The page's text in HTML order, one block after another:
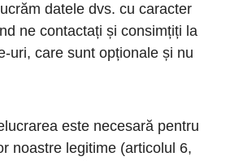
datele dvs. cu caracter
ne contactați și consimțiți la
uri, care sunt opționale și nu
este necesară pentru
noastre legitime (articolul 6,